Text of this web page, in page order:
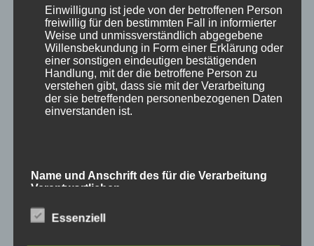
New Work,Pandemie Schreibe einen Kommentarzu
Führung:
und
Arbeitswelt im Umbruch
– Mitarbeiter auch
Einwilligung ist jede von der betroffenen Person
freiwillig für den bestimmten Fall in informierter
Weise und unmissverständlich abgegebene
Willensbekundung in Form einer Erklärung oder
einer sonstigen eindeutigen bestätigenden
Handlung, mit der die betroffene Person zu
verstehen gibt, dass sie mit der Verarbeitung
der sie betreffenden personenbezogenen Daten
einverstanden ist.
Name und Anschrift des für die Verarbeitung
Verantwortlichen
Verantwortlicher im Sinne der Datenschutz-
Essenziell